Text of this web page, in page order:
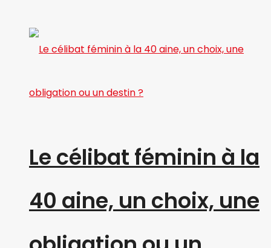
Le célibat féminin à la
40 aine, un choix, une